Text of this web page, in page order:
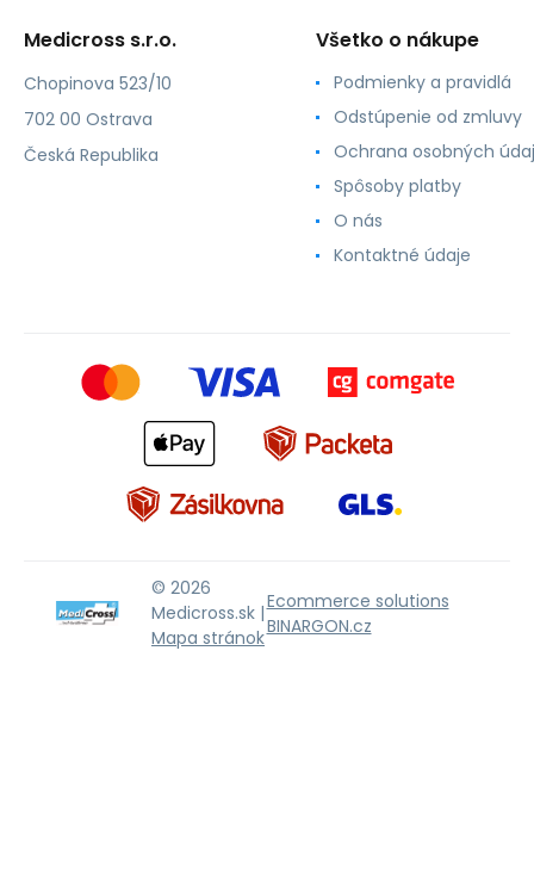
Medicross s.r.o.
Chopinova 523/10
702 00 Ostrava
Česká Republika
Všetko o nákupe
Podmienky a pravidlá
Odstúpenie od zmluvy
Ochrana osobných
Spôsoby platby
O nás
Kontaktné údaje
© 2026
Medicross.sk |
Mapa stránok
Ecommerce solutions
BINARGON.cz